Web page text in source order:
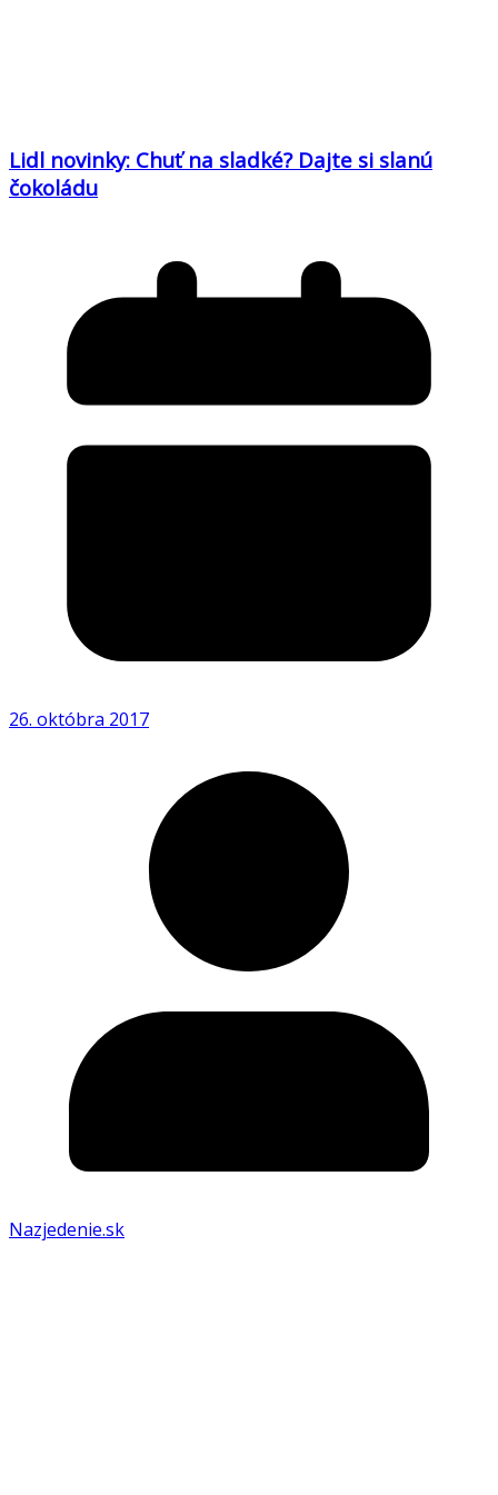
Lidl novinky: Chuť na sladké? Dajte si slanú
čokoládu
26. októbra 2017
Nazjedenie.sk